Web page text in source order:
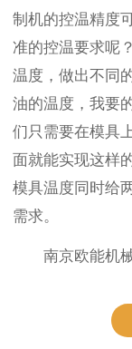
制机的控温精度
准的控温要求呢
温度，做出不同
油的温度，我要
们只需要在模具
面就能实现这样
模具温度同时给
需求。
南京欧能机